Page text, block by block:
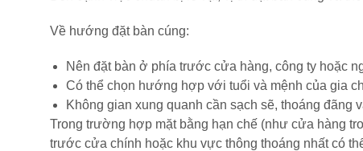
Về hướng đặt bàn cúng:
Nên đặt bàn ở phía trước cửa hàng, công ty hoặc
Có thể chọn hướng hợp với tuổi và mệnh của gia
Không gian xung quanh cần sạch sẽ, thoáng đãng
Trong trường hợp mặt bằng hạn chế (như cửa hàng
trước cửa chính hoặc khu vực thông thoáng nhất có